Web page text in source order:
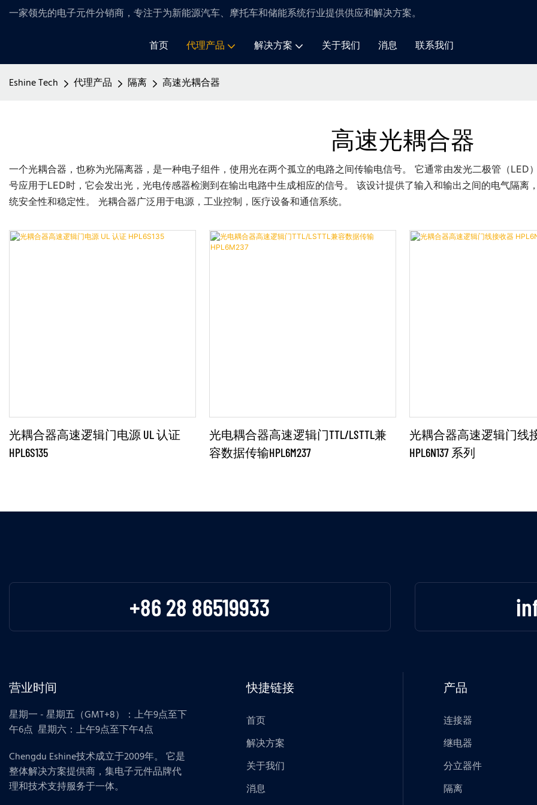
一家领先的电子元件分销商，专注于为新能源汽车、摩托车和储能系统行业提供供应和解决方案。
首页 代理产品 解决方案 关于我们 消息 联系我们
Eshine Tech 代理产品 隔离 高速光耦合器
高速光耦合器
一个光耦合器，也称为光隔离器，是一种电子组件，使用光在两个孤立的电路之间传输电信号。 它通常由发光二极管（
号应用于LED时，它会发出光，光电传感器检测到在输出电路中生成相应的信号。 该设计提供了输入和输出之间的电气隔
统安全性和稳定性。 光耦合器广泛用于电源，工业控制，医疗设备和通信系统。
光耦合器高速逻辑门电源 UL 认证
HPL6S135
光电耦合器高速逻辑门TTL/LSTTL兼
容数据传输HPL6M237
光耦合器高速逻辑门线
HPL6N137 系列
+86 28 86519933
营业时间
星期一 - 星期五（GMT+8）：上午9点至下
午6点 星期六：上午9点至下午4点
Chengdu Eshine技术成立于2009年。 它是
整体解决方案提供商，集电子元件品牌代
理和技术支持服务于一体。
快捷链接
首页
解决方案
关于我们
消息
产品
连接器
继电器
分立器件
隔离